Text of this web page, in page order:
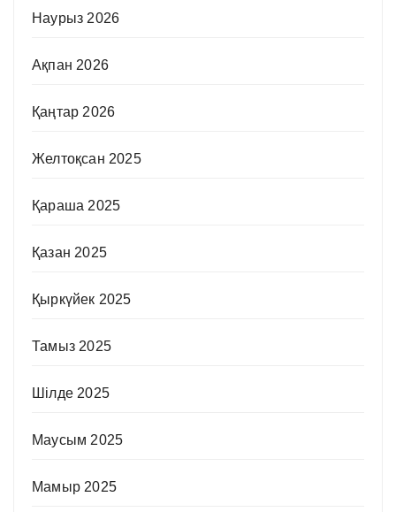
Наурыз 2026
Ақпан 2026
Қаңтар 2026
Желтоқсан 2025
Қараша 2025
Қазан 2025
Қыркүйек 2025
Тамыз 2025
Шілде 2025
Маусым 2025
Мамыр 2025